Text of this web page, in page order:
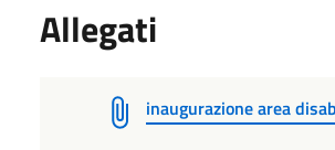
Allegati
inaugurazione area